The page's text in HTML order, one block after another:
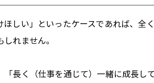
しい」といったケースであれば、全く
れません。
長く（仕事を通じて）一緒に成長し